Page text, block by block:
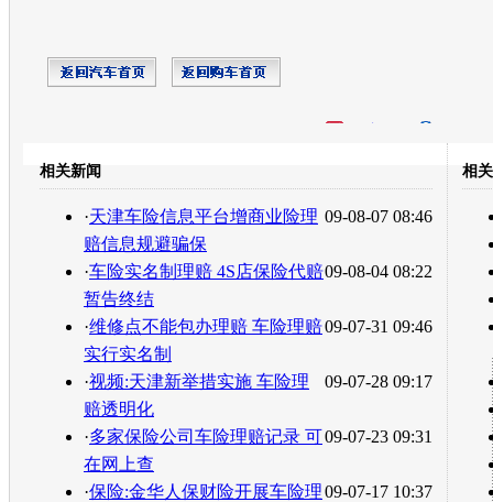
转发至：
相关新闻
09-08-07 08:46
·天津车险信息平台增商业险理
赔信息规避骗保
09-08-04 08:22
·车险实名制理赔 4S店保险代赔
暂告终结
09-07-31 09:46
·维修点不能包办理赔 车险理赔
实行实名制
09-07-28 09:17
·视频:天津新举措实施 车险理
赔透明化
09-07-23 09:31
·多家保险公司车险理赔记录 可
在网上查
09-07-17 10:37
·保险:金华人保财险开展车险理
相